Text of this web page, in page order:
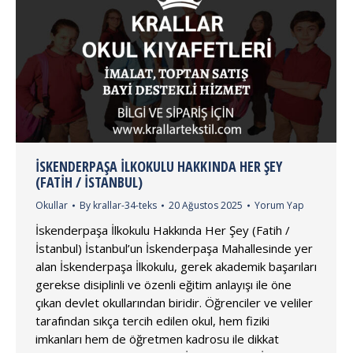
İSKENDERPAŞA İLKOKULU HAKKINDA HER ŞEY
(FATIH / İSTANBUL)
Okullar By krallar-34-teks 20 Ağustos 2025 Yorum Yap
İskenderpaşa İlkokulu Hakkında Her Şey (Fatih /
İstanbul) İstanbul’un İskenderpaşa Mahallesinde yer
alan İskenderpaşa İlkokulu, gerek akademik başarıları
gerekse disiplinli ve özenli eğitim anlayışı ile öne
çıkan devlet okullarından biridir. Öğrenciler ve veliler
tarafından sıkça tercih edilen okul, hem fiziki
imkanları hem de öğretmen kadrosu ile dikkat